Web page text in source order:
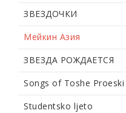
ЗВЕЗДОЧКИ
Мейкин Азия
ЗВЕЗДА РОЖДАЕТСЯ
Songs of Toshe Proeski
Studentsko ljeto